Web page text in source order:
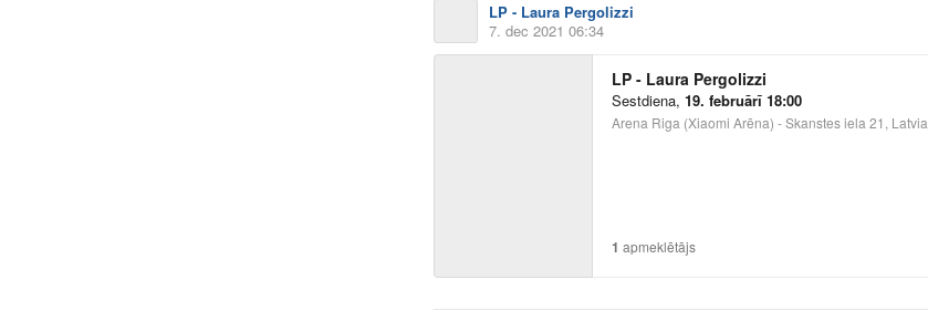
LP - Laura Pergolizzi
7. dec 2021 06:34
LP - Laura Pergolizzi
Sestdiena, 19. februārī 18:00
Arena Riga (Xiaomi Arēna) - Skanstes iela 21, Latvia
1 apmeklētājs